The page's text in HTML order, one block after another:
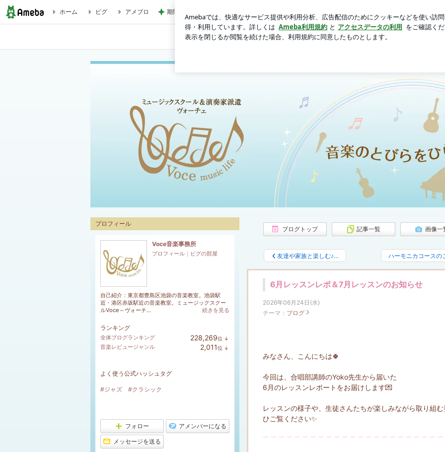
6月レッスンレポ＆7月レッスンのお知らせ | 池袋の音楽教室＆演奏家派遣のVoce音楽事務所 official blog
HOME Voceセッション セッションレッスン
ホーム ピグ アメブロ 期間限定のガッツリ濃厚ラーメン ロ
ブログトップ 記事一覧 画像一
友達や家族と楽しむ♪… ハーモニカコースの
6月レッスンレポ＆7月レッスンのお知らせ
2026年06月24日(水)
テーマ： ブログ
みなさん、こんにちは🍀
今回は、合唱部講師のYoko先生から届いた
6月のレッスンレポートをお届けします💌
レッスンの様子や、生徒さんたちが楽しみながら取り組
ひご覧ください✨
プロフィール
Voce音楽事務所
プロフィール ｜ ピグの部屋
自己紹介：東京都豊島区池袋の音楽教室。池袋駅
近・港区赤坂駅近の音楽教室。ミュージックスクー
ルVoce～ヴォーチ...
続きを見る
ランキング
全体ブログランキング 228,269位 ↓
音楽レビュージャンル 2,011位 ↓
よく使う公式ハッシュタグ
#ジャズ #クラシック
フォロー アメンバーになる
メッセージを送る